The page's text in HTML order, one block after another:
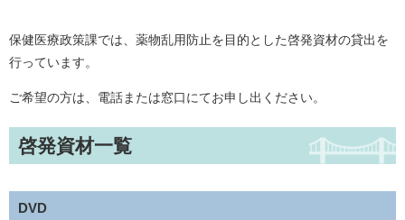
保健医療政策課では、薬物乱用防止を目的とした啓発資材の貸出を
行っています。
ご希望の方は、電話または窓口にてお申し出ください。
啓発資材一覧
DVD